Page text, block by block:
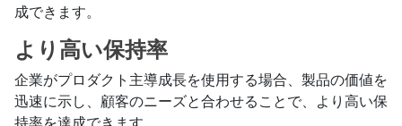
成できます。
より高い保持率
企業がプロダクト主導成長を使用する場合、製品の価値を
迅速に示し、顧客のニーズと合わせることで、より高い保